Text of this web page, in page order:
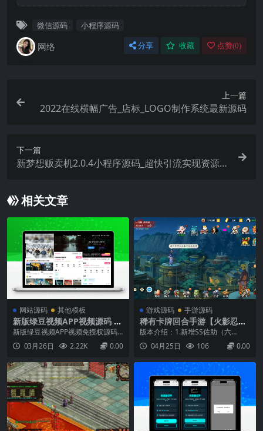
微信源码 小程序源码
网络 分享 收藏 点赞(0)
上一篇
2022在线横幅广告_店标_LOGO制作系统最新源码
下一篇
新梦想贩卖机2.0.4小程序源码_超快引流实现资源变
相关文章
网站源码 其他模板
新版绿豆视频APP视频源码 V
6.6插件版
新版绿豆视频APP视频免授权源码
插件版后端插件开源，可直接反编
译修改方便对接苹果cms,自定义DI
cms所有页面皆可通过后端自由定
制此版本后端源码+前端是壳（反编
译版本)五款个人中心主题自由切换
个人中心背景...
03月26日 2.22K 0.00
游戏源码 手游源码
稀有卡牌回合手游【火影忍者
之重生大世界】最新整理单机
一键即玩镜像端+Linux手工服
务端+管理后台+CDK授权后台
版本介绍：1.新增SS佐助（六
道）、新增SS柱间（战国）、ss千
代婆婆（秽土）2.对部分UI进行调
户端内部注册！...
04月25日 106 0.00